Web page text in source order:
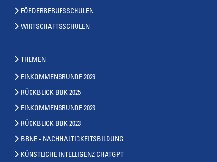
FÖRDERBERUFSSCHULEN
WIRTSCHAFTSSCHULEN
THEMEN
EINKOMMENSRUNDE 2026
RÜCKBLICK BBK 2025
EINKOMMENSRUNDE 2023
RÜCKBLICK BBK 2023
BBNE - NACHHALTIGKEITSBILDUNG
KÜNSTLICHE INTELLIGENZ CHATGPT